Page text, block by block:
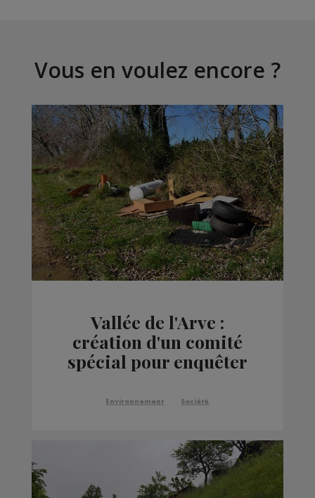
Vous en voulez encore ?
Vallée de l'Arve :
création d'un comité
spécial pour enquêter
environnementaux
Environnement Société